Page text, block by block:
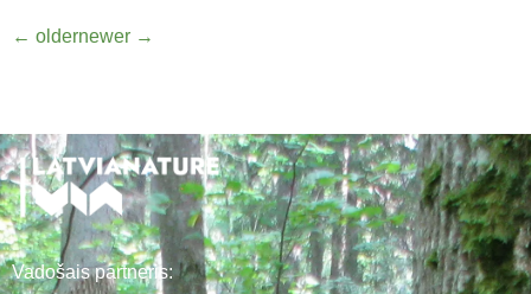
← oldernewer →
Vadošais partneris: